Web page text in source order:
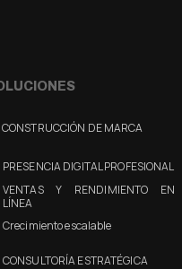
CONSTRUCCIÓN DE MARCA
PRESENCIA DIGITAL PROFESIONAL
VENTAS Y RENDIMIENTO EN
LÍNEA
Crecimiento escalable
CONSULTORÍA ESTRATÉGICA